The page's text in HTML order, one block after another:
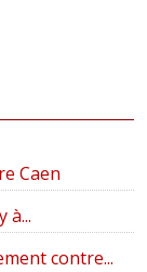
Caen
à...
contre...